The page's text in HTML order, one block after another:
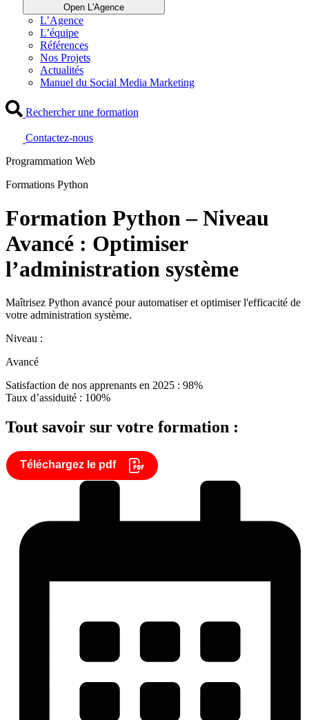
Open L'Agence
L’Agence
L’équipe
Références
Nos Projets
Actualités
Manuel du Social Media Marketing
Rechercher une formation
Contactez-nous
Programmation Web
Formations Python
Formation Python – Niveau
Avancé : Optimiser
l’administration système
Maîtrisez Python avancé pour automatiser et optimiser l'efficacité de
votre administration système.
Niveau :
Avancé
Satisfaction de nos apprenants en 2025 : 98%
Taux d’assiduité : 100%
Tout savoir sur votre formation :
Téléchargez le pdf